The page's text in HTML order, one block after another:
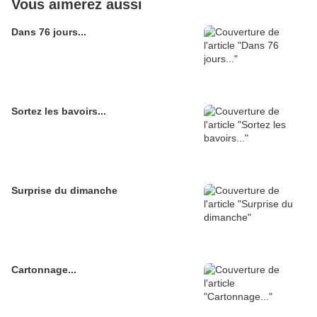
Vous aimerez aussi
Dans 76 jours...
Sortez les bavoirs...
Surprise du dimanche
Cartonnage...